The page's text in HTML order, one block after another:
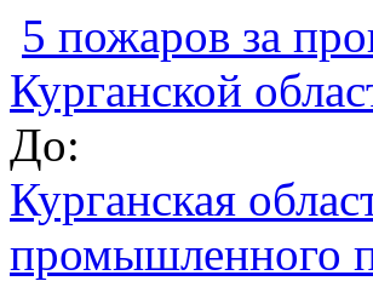
5 пожаров за
Курганской
До:
Курганская
промышленного